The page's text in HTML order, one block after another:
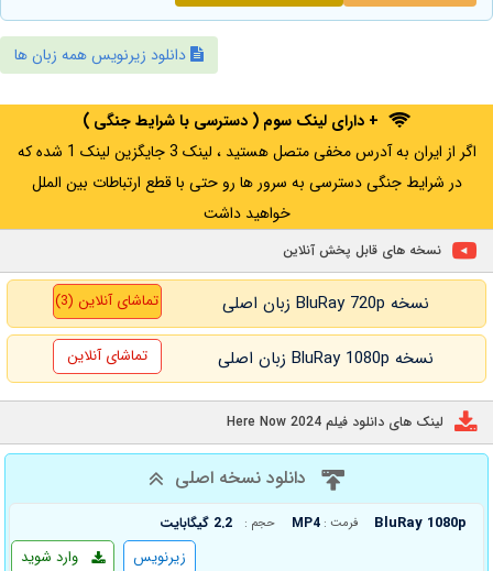
دانلود زیرنویس همه زبان ها
+ دارای لینک سوم ( دسترسی با شرایط جنگی )
اگر از ایران به آدرس مخفی متصل هستید ، لینک 3 جایگزین لینک 1 شده که
در شرایط جنگی دسترسی به سرور ها رو حتی با قطع ارتباطات بین الملل
خواهید داشت
نسخه های قابل پخش آنلاین
نسخه BluRay 720p زبان اصلی تماشای آنلاین (3)
نسخه BluRay 1080p زبان اصلی تماشای آنلاین
لینک های دانلود فیلم Here Now 2024
دانلود نسخه اصلی
BluRay 1080p فرمت : MP4 حجم : 2.2 گیگابایت
وارد شوید زیرنویس